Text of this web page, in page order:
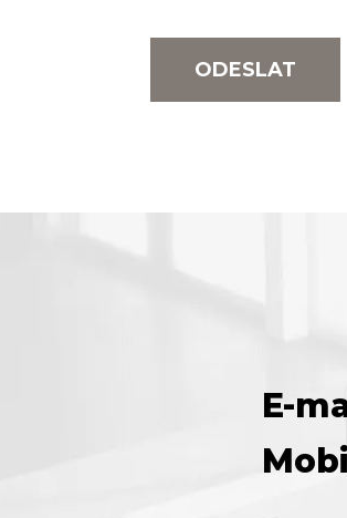
ODESLAT
E-